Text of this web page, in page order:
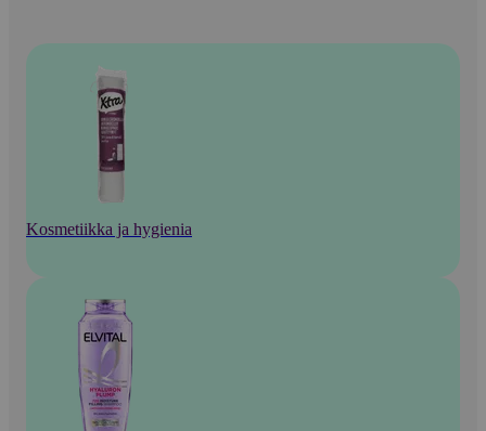
Kosmetiikka ja hygienia